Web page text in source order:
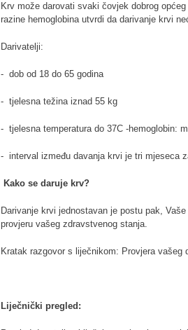
Krv može darovati svaki čovjek dobrog
razine hemoglobina utvrdi da darivanje krvi
Darivatelji:
- dob od 18 do 65 godina
- tjelesna težina iznad 55 kg
- tjelesna temperatura do 37C -hemoglobin:
- interval između davanja krvi je tri mjeseca
Kako se daruje krv?
Darivanje krvi jednostavan je postu pak,
provjeru vašeg zdravstvenog stanja.
Kratak razgovor s liječnikom: Provjera
Liječnički pregled: